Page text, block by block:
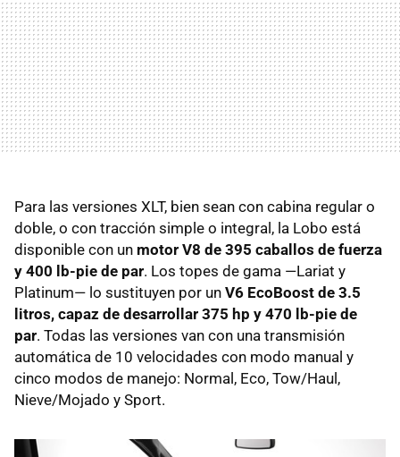
Para las versiones XLT, bien sean con cabina regular o
doble, o con tracción simple o integral, la Lobo está
disponible con un motor V8 de 395 caballos de fuerza
y 400 lb-pie de par. Los topes de gama —Lariat y
Platinum— lo sustituyen por un V6 EcoBoost de 3.5
litros, capaz de desarrollar 375 hp y 470 lb-pie de
par. Todas las versiones van con una transmisión
automática de 10 velocidades con modo manual y
cinco modos de manejo: Normal, Eco, Tow/Haul,
Nieve/Mojado y Sport.